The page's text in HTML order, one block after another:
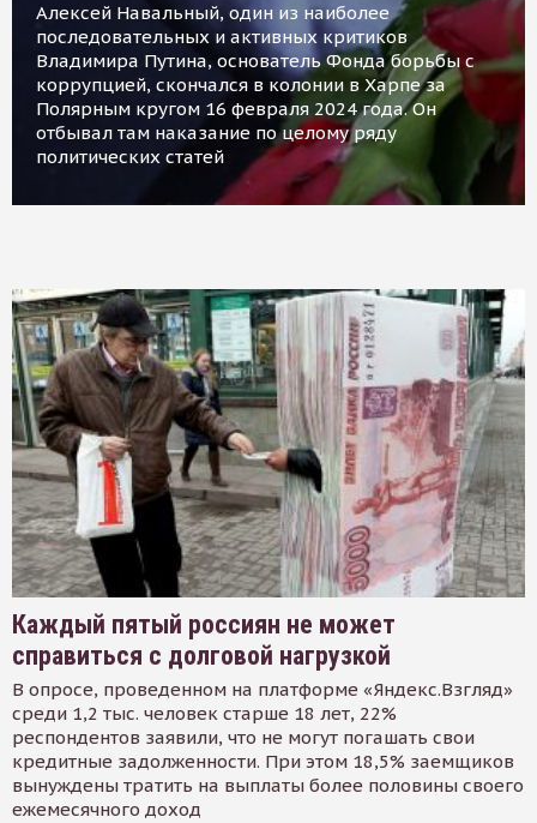
Алексей Навальный, один из наиболее
последовательных и активных критиков
Владимира Путина, основатель Фонда борьбы с
коррупцией, скончался в колонии в Харпе за
Полярным кругом 16 февраля 2024 года. Он
отбывал там наказание по целому ряду
политических статей
Каждый пятый россиян не может
справиться с долговой нагрузкой
В опросе, проведенном на платформе «Яндекс.Взгляд»
среди 1,2 тыс. человек старше 18 лет, 22%
респондентов заявили, что не могут погашать свои
кредитные задолженности. При этом 18,5% заемщиков
вынуждены тратить на выплаты более половины своего
ежемесячного доход